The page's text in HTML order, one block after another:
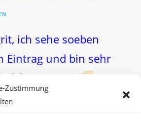
Zustimmung
ich sehe soeben
Eintrag und bin sehr
lebst Du Dein 3er-
Ich freue mich